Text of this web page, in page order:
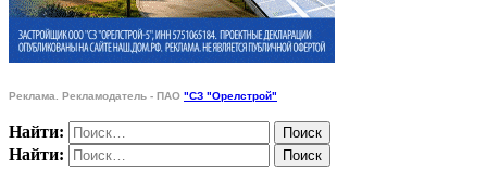
Реклама. Рекламодатель - ПАО "СЗ "Орелстрой"
Найти:
Найти: